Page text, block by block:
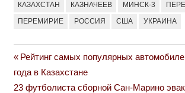
КАЗАХСТАН КАЗНАЧЕЕВ МИНСК-3
ПЕРЕМИРИЕ РОССИЯ США УКРАИНА
Навигация
по
Previous
Post:
Рейтинг самых популярных
года в Казахстане
Next
23 футболиста сборной Сан-Марино